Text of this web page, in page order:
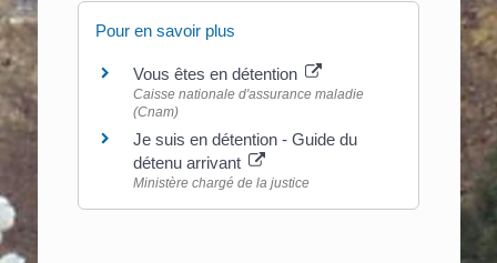
Pour en savoir plus
Vous êtes en détention
Caisse nationale d'assurance maladie
(Cnam)
Je suis en détention - Guide du
détenu arrivant
Ministère chargé de la justice